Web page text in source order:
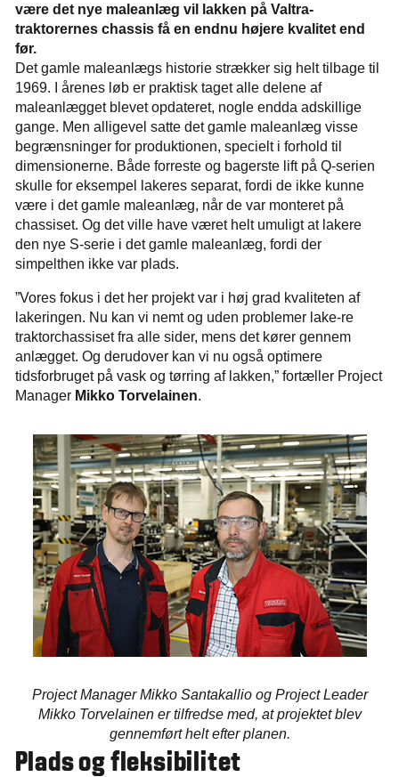
være det nye maleanlæg vil lakken på Valtra-
traktorernes chassis få en endnu højere kvalitet end
før.
Det gamle maleanlægs historie strækker sig helt tilbage til
1969. I årenes løb er praktisk taget alle delene af
maleanlægget blevet opdateret, nogle endda adskillige
gange. Men alligevel satte det gamle maleanlæg visse
begrænsninger for produktionen, specielt i forhold til
dimensionerne. Både forreste og bagerste lift på Q-serien
skulle for eksempel lakeres separat, fordi de ikke kunne
være i det gamle maleanlæg, når de var monteret på
chassiset. Og det ville have været helt umuligt at lakere
den nye S-serie i det gamle maleanlæg, fordi der
simpelthen ikke var plads.
”Vores fokus i det her projekt var i høj grad kvaliteten af
lakeringen. Nu kan vi nemt og uden problemer lake-re
traktorchassiset fra alle sider, mens det kører gennem
anlægget. Og derudover kan vi nu også optimere
tidsforbruget på vask og tørring af lakken,” fortæller Project
Manager Mikko Torvelainen.
Project Manager Mikko Santakallio og Project Leader
Mikko Torvelainen er tilfredse med, at projektet blev
gennemført helt efter planen.
Plads og fleksibilitet